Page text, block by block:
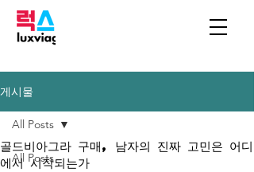
게시물
All Posts
All Posts
골드비아그라 구매, 남자의 진짜 고민은 어디
에서 시작되는가